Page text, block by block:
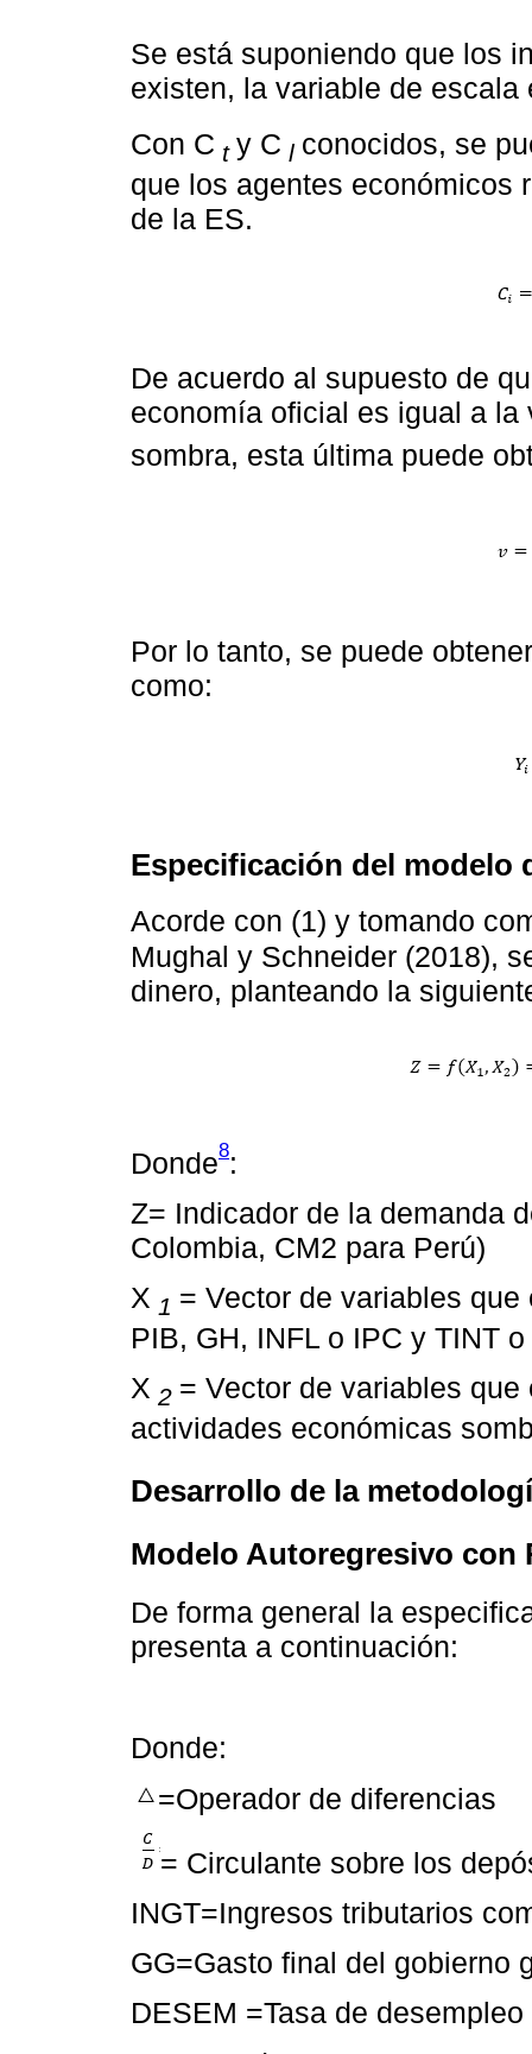
Se está suponiendo que los
existen, la variable de escala
Con C t y C l conocidos, se
que los agentes económicos
de la ES.
De acuerdo al supuesto de
economía oficial es igual a
sombra, esta última puede
Por lo tanto, se puede
como:
Especificación del modelo
Acorde con (1) y tomando
Mughal y Schneider (2018),
dinero, planteando la
Donde8:
Z= Indicador de la demanda
Colombia, CM2 para Perú)
X 1 = Vector de variables
PIB, GH, INFL o IPC y TINT
X 2 = Vector de variables
actividades económicas
Desarrollo de la
Modelo Autoregresivo con
De forma general la
presenta a continuación:
Donde:
=Operador de diferencias
= Circulante sobre los
INGT=Ingresos tributarios
GG=Gasto final del gobierno
DESEM =Tasa de desempleo